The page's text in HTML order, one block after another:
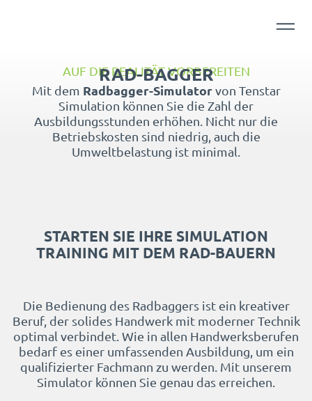
AUF DIE REALITÄT VORBEREITEN
RAD-BAGGER
Mit dem Radbagger-Simulatorvon Tenstar
Simulation können Sie die Zahl der
Ausbildungsstunden erhöhen. Nicht nur die
Betriebskosten sind niedrig, auch die
Umweltbelastung ist minimal.
STARTEN SIE IHRE SIMULATION
TRAINING MIT DEM RAD-BAUERN
Die Bedienung des Radbaggers ist ein kreativer
Beruf, der solides Handwerk mit moderner Technik
optimal verbindet. Wie in allen Handwerksberufen
bedarf es einer umfassenden Ausbildung, um ein
qualifizierter Fachmann zu werden. Mit unserem
Simulator können Sie genau das erreichen.